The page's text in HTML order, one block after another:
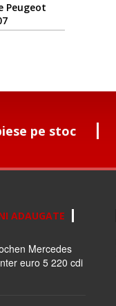
Peugeot
pe stoc
ADAUGATE
Mercedes
euro 5 220 cdi